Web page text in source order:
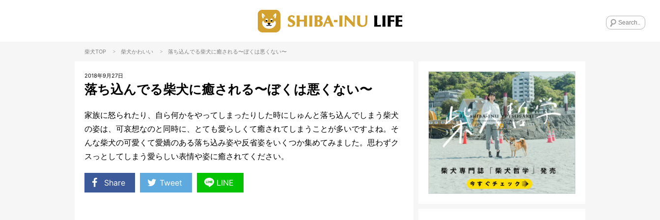
柴犬TOP > 柴犬かわいい > 落ち込んでる柴犬に癒される〜ぼくは悪くない〜
2018年9月27日
落ち込んでる柴犬に癒される〜ぼくは悪くない〜
家族に怒られたり、自ら何かをやってしまったりした時にしゅんと落ち込んでしまう柴犬
の姿は、可哀想なのと同時に、とても愛らしくて癒されてしまうことが多いですよね。そ
んな柴犬の可愛くて愛嬌のある落ち込み姿や反省姿をいくつか集めてみました。思わずク
スっとしてしまう愛らしい表情や姿に癒されてください。
Share Tweet LINE